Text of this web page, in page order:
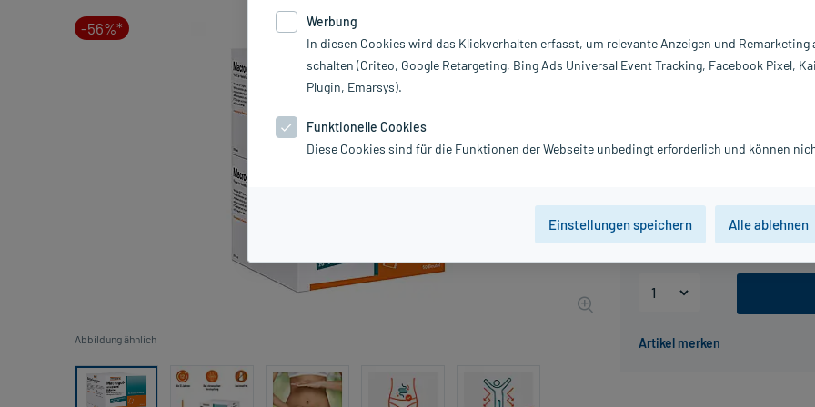
-56%*
Abbildung ähnlich
inkl. MwSt. Gratis-Versand innerhalb D.
10 St 30 St
Hersteller:
Information:
Werbung
In diesen Cookies wird das Klickverhalten erfasst, um relevante Anzeigen und Remarketing
schalten (Criteo, Google Retargeting, Bing Ads Universal Event Tracking, Facebook Pixel,
Plugin, Emarsys).
Funktionelle Cookies
Diese Cookies sind für die Funktionen der Webseite unbedingt erforderlich und können
Einstellungen speichern Alle ablehnen